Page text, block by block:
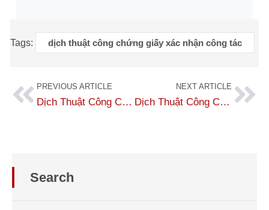
Tags: dịch thuật công chứng giấy xác nhận công tác
PREVIOUS ARTICLE
Dịch Thuật Công Chứng Hợp Đồng Góp Vốn Uy Tín – Nhanh Chóng Tại Dịch Thuật Số 1
NEXT ARTICLE
Dịch Thuật Công Chứng Giấy Chứng Nhận Chất Lượng Sang Tiếng Anh Phí Rẻ
Search